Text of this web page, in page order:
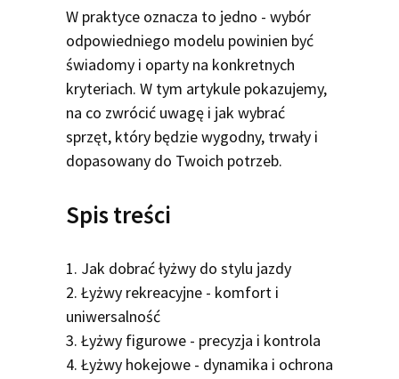
W praktyce oznacza to jedno - wybór
odpowiedniego modelu powinien być
świadomy i oparty na konkretnych
kryteriach. W tym artykule pokazujemy,
na co zwrócić uwagę i jak wybrać
sprzęt, który będzie wygodny, trwały i
dopasowany do Twoich potrzeb.
Spis treści
1. Jak dobrać łyżwy do stylu jazdy
2. Łyżwy rekreacyjne - komfort i
uniwersalność
3. Łyżwy figurowe - precyzja i kontrola
4. Łyżwy hokejowe - dynamika i ochrona